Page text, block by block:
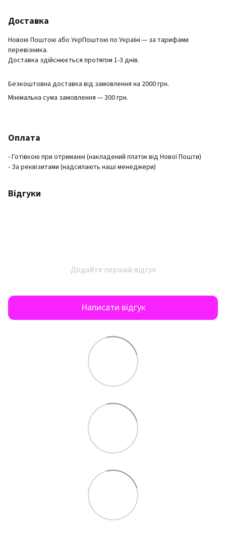
Доставка
Новою Поштою або УкрПоштою по Україні — за тарифами
перевізника.
Доставка здійснюється протягом 1-3 днів.
Безкоштовна доставка від замовлення на 2000 грн.
Мінімальна сума замовлення — 300 грн.
Оплата
- Готівкою при отриманні (накладений платіж від Нової Пошти)
- За реквізитами (надсилають наші менеджери)
Відгуки
Додайте перший відгук
Написати відгук